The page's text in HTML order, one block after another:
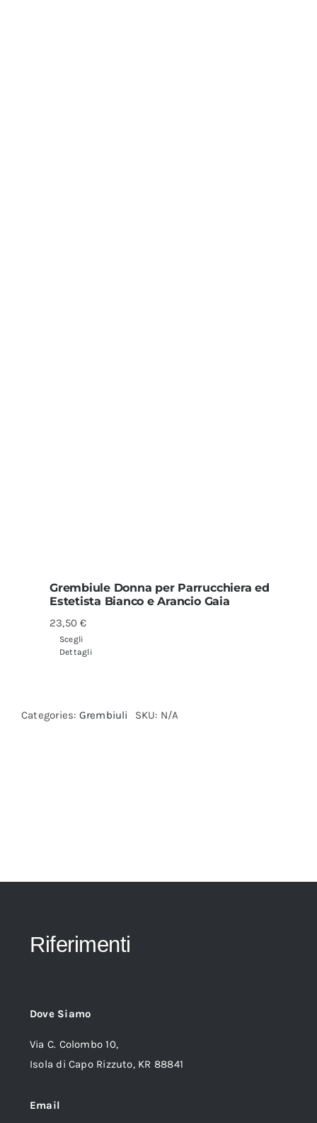
Grembiule Donna per Parrucchiera ed
Estetista Bianco e Arancio Gaia
23,50€
Scegli
Dettagli
Categories: Grembiuli SKU: N/A
Riferimenti
Dove Siamo
Via C. Colombo 10,
Isola di Capo Rizzuto, KR 88841
Email